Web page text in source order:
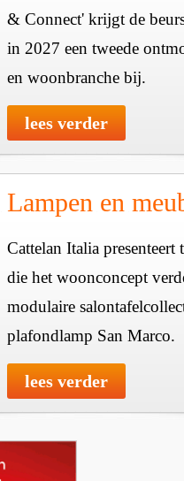
& Connect' krijgt de
in 2027 een tweede
en woonbranche bij.
lees verder
Lampen en
Cattelan Italia
die het woonconcept
modulaire
plafondlamp San Marco.
lees verder